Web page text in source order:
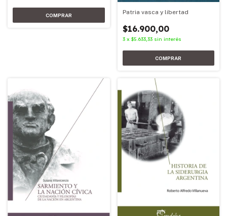
Patria vasca y libertad
$16.900,00
3 x $5.633,33 sin interés